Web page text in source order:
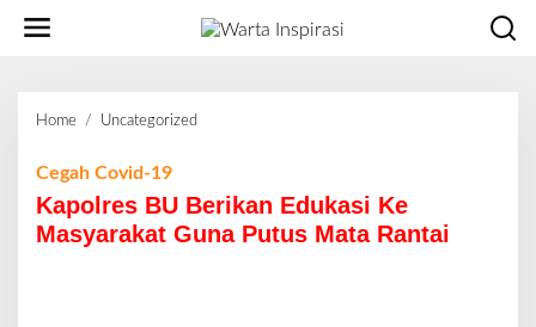
Home / Uncategorized
l
r
Cegah Covid-19
Kapolres BU Berikan Edukasi Ke
Masyarakat Guna Putus Mata Rantai